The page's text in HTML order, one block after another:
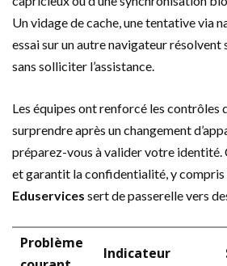
Un vidage de cache, une tentative via
essai sur un autre navigateur
sans solliciter l’assistance.
Les équipes ont renforcé les contrôles
surprendre après un changement
préparez-vous à valider votre identité.
et garantit la confidentialité, y compris
Eduservices sert de passerelle vers
Problème
Indicateur